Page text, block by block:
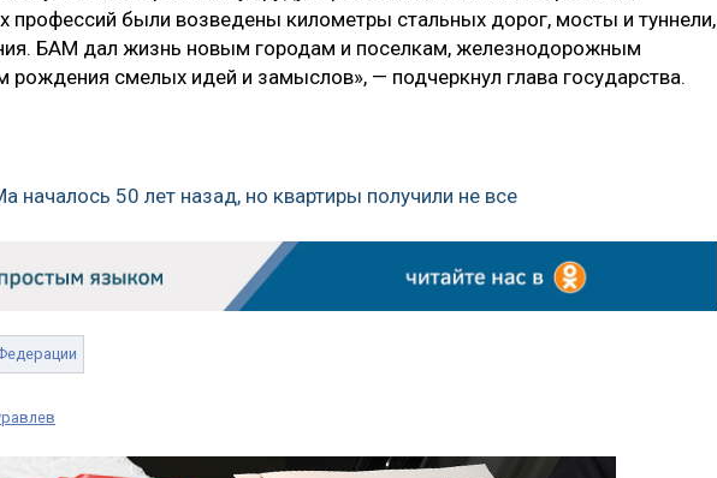
профессий были возведены километры стальных дорог, мосты и туннели,
БАМ дал жизнь новым городам и поселкам, железнодорожным
рождения смелых идей и замыслов», — подчеркнул глава государства.
началось 50 лет назад, но квартиры получили не все